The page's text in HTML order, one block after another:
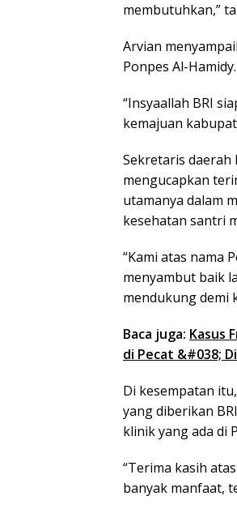
membutuhkan,”
Arvian
Ponpes Al-Hamidy.
“Insyaallah BRI
kemajuan
Sekretaris daerah
mengucapkan
utamanya dalam
kesehatan santri
“Kami atas nama
menyambut baik
mendukung demi
Baca juga: Kasus
di Pecat &#038;
Di kesempatan
yang diberikan
klinik yang ada di
“Terima kasih
banyak manfaat,